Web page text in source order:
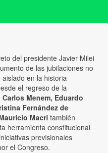
del presidente Javier Milei
de las jubilaciones no
en la historia
el regreso de la
Carlos Menem, Eduardo
Fernández de
Macri también
herramienta constitucional
previsionales
el Congreso.